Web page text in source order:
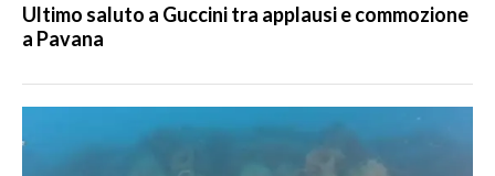
Ultimo saluto a Guccini tra applausi e commozione
a Pavana